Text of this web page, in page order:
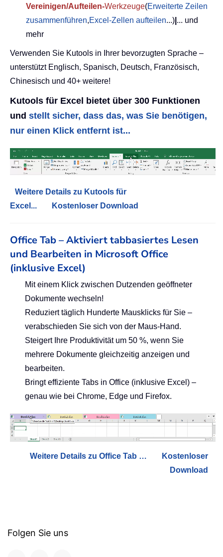
Vereinigen/Aufteilen-Werkzeuge(Erweiterte Zeilen
zusammenführen,Excel-Zellen aufteilen...) ... und
mehr
Verwenden Sie Kutools in Ihrer bevorzugten Sprache –
unterstützt Englisch, Spanisch, Deutsch, Französisch,
Chinesisch und 40+ weitere!
Kutools für Excel bietet über 300 Funktionen
und stellt sicher, dass das, was Sie benötigen,
nur einen Klick entfernt ist...
Weitere Details zu Kutools für
Excel...
Kostenloser Download
Office Tab – Aktiviert tabbasiertes Lesen
und Bearbeiten in Microsoft Office
(inklusive Excel)
Mit einem Klick zwischen Dutzenden geöffneter
Dokumente wechseln!
Reduziert täglich Hunderte Mausklicks für Sie –
verabschieden Sie sich von der Maus-Hand.
Steigert Ihre Produktivität um 50 %, wenn Sie
mehrere Dokumente gleichzeitig anzeigen und
bearbeiten.
Bringt effiziente Tabs in Office (inklusive Excel) –
genau wie bei Chrome, Edge und Firefox.
Weitere Details zu Office Tab …
Kostenloser
Download
Folgen Sie uns